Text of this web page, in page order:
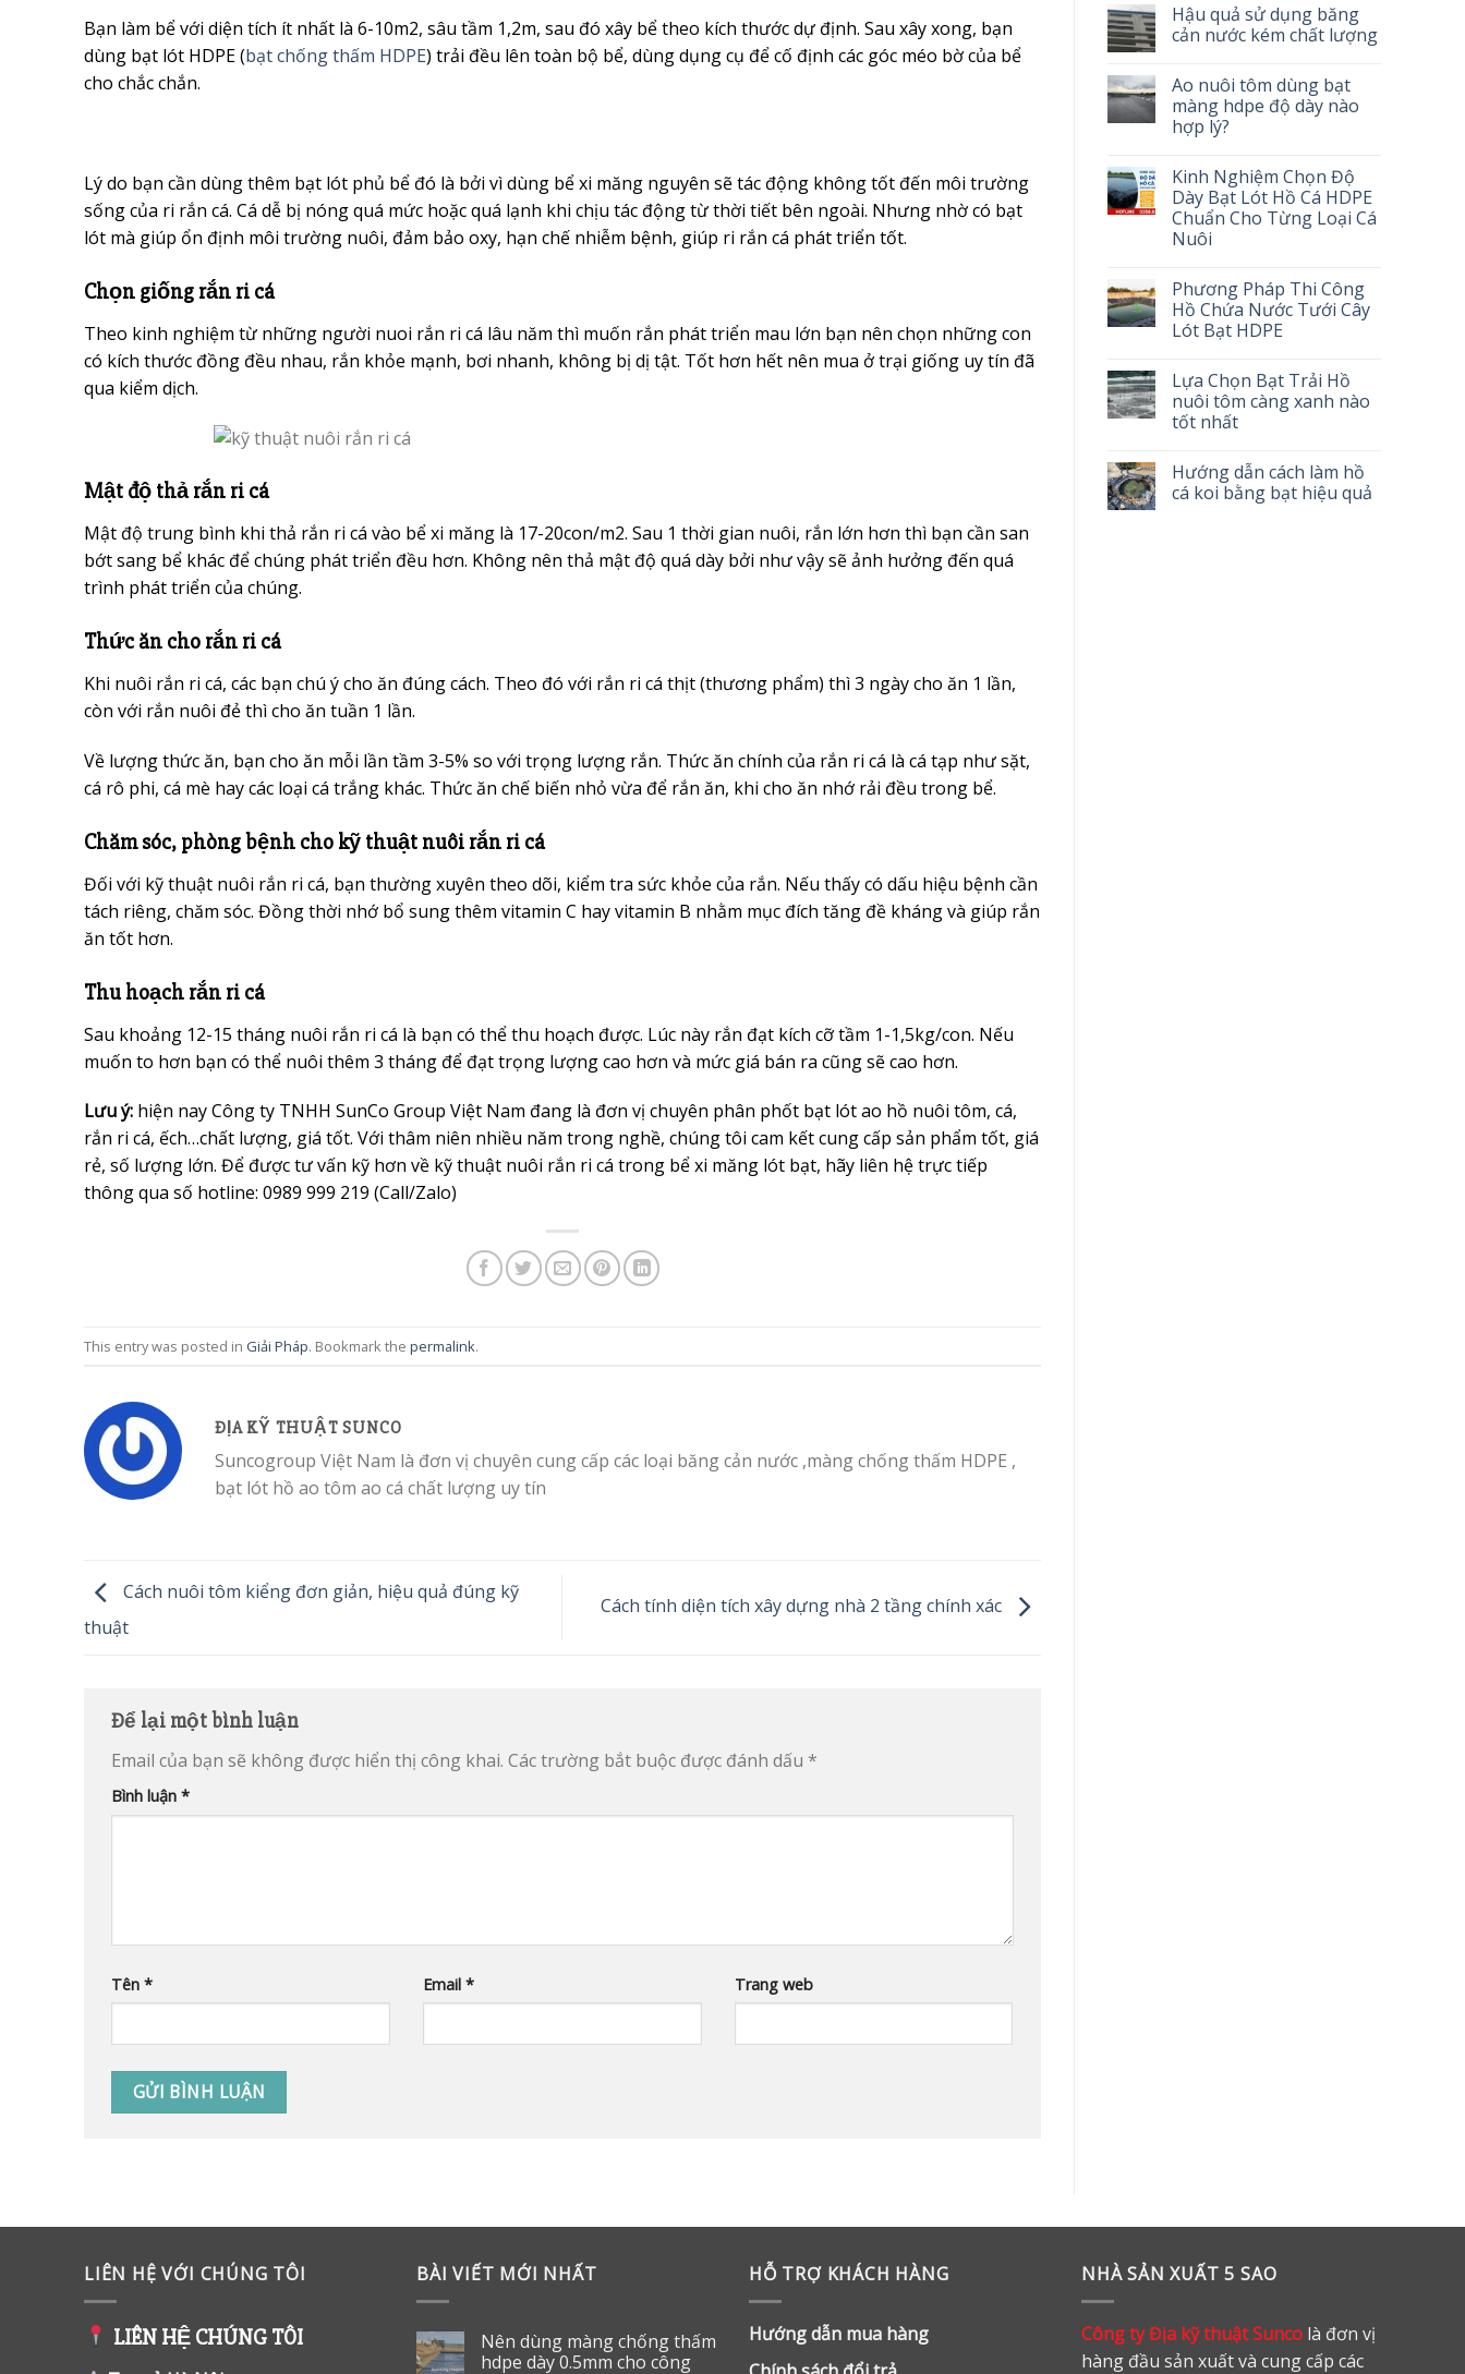
Bạn làm bể với diện tích ít nhất là 6-10m2, sâu tầm 1,2m, sau đó xây bể theo kích thước dự định. Sau xây xong, bạn
dùng bạt lót HDPE (bạt chống thấm HDPE) trải đều lên toàn bộ bể, dùng dụng cụ để cố định các góc méo bờ của bể
cho chắc chắn.
Lý do bạn cần dùng thêm bạt lót phủ bể đó là bởi vì dùng bể xi măng nguyên sẽ tác động không tốt đến môi trường
sống của ri rắn cá. Cá dễ bị nóng quá mức hoặc quá lạnh khi chịu tác động từ thời tiết bên ngoài. Nhưng nhờ có bạt
lót mà giúp ổn định môi trường nuôi, đảm bảo oxy, hạn chế nhiễm bệnh, giúp ri rắn cá phát triển tốt.
Chọn giống rắn ri cá
Theo kinh nghiệm từ những người nuoi rắn ri cá lâu năm thì muốn rắn phát triển mau lớn bạn nên chọn những con
có kích thước đồng đều nhau, rắn khỏe mạnh, bơi nhanh, không bị dị tật. Tốt hơn hết nên mua ở trại giống uy tín đã
qua kiểm dịch.
Mật độ thả rắn ri cá
Mật độ trung bình khi thả rắn ri cá vào bể xi măng là 17-20con/m2. Sau 1 thời gian nuôi, rắn lớn hơn thì bạn cần san
bớt sang bể khác để chúng phát triển đều hơn. Không nên thả mật độ quá dày bởi như vậy sẽ ảnh hưởng đến quá
trình phát triển của chúng.
Thức ăn cho rắn ri cá
Khi nuôi rắn ri cá, các bạn chú ý cho ăn đúng cách. Theo đó với rắn ri cá thịt (thương phẩm) thì 3 ngày cho ăn 1 lần,
còn với rắn nuôi đẻ thì cho ăn tuần 1 lần.
Về lượng thức ăn, bạn cho ăn mỗi lần tầm 3-5% so với trọng lượng rắn. Thức ăn chính của rắn ri cá là cá tạp như sặt,
cá rô phi, cá mè hay các loại cá trắng khác. Thức ăn chế biến nhỏ vừa để rắn ăn, khi cho ăn nhớ rải đều trong bể.
Chăm sóc, phòng bệnh cho kỹ thuật nuôi rắn ri cá
Đối với kỹ thuật nuôi rắn ri cá, bạn thường xuyên theo dõi, kiểm tra sức khỏe của rắn. Nếu thấy có dấu hiệu bệnh cần
tách riêng, chăm sóc. Đồng thời nhớ bổ sung thêm vitamin C hay vitamin B nhằm mục đích tăng đề kháng và giúp rắn
ăn tốt hơn.
Thu hoạch rắn ri cá
Sau khoảng 12-15 tháng nuôi rắn ri cá là bạn có thể thu hoạch được. Lúc này rắn đạt kích cỡ tầm 1-1,5kg/con. Nếu
muốn to hơn bạn có thể nuôi thêm 3 tháng để đạt trọng lượng cao hơn và mức giá bán ra cũng sẽ cao hơn.
Lưu ý: hiện nay Công ty TNHH SunCo Group Việt Nam đang là đơn vị chuyên phân phốt bạt lót ao hồ nuôi tôm, cá,
rắn ri cá, ếch…chất lượng, giá tốt. Với thâm niên nhiều năm trong nghề, chúng tôi cam kết cung cấp sản phẩm tốt, giá
rẻ, số lượng lớn. Để được tư vấn kỹ hơn về kỹ thuật nuôi rắn ri cá trong bể xi măng lót bạt, hãy liên hệ trực tiếp
thông qua số hotline: 0989 999 219 (Call/Zalo)
This entry was posted in Giải Pháp. Bookmark the permalink.
ĐỊA KỸ THUẬT SUNCO
Suncogroup Việt Nam là đơn vị chuyên cung cấp các loại băng cản nước ,màng chống thấm HDPE ,
bạt lót hồ ao tôm ao cá chất lượng uy tín
Cách nuôi tôm kiểng đơn giản, hiệu quả đúng kỹ
thuật
Cách tính diện tích xây dựng nhà 2 tầng chính xác
Để lại một bình luận
Email của bạn sẽ không được hiển thị công khai. Các trường bắt buộc được đánh dấu *
Bình luận *
Tên * Email * Trang web
Hậu quả sử dụng băng
cản nước kém chất lượng
Ao nuôi tôm dùng bạt
màng hdpe độ dày nào
hợp lý?
Kinh Nghiệm Chọn Độ
Dày Bạt Lót Hồ Cá HDPE
Chuẩn Cho Từng Loại Cá
Nuôi
Phương Pháp Thi Công
Hồ Chứa Nước Tưới Cây
Lót Bạt HDPE
Lựa Chọn Bạt Trải Hồ
nuôi tôm càng xanh nào
tốt nhất
Hướng dẫn cách làm hồ
cá koi bằng bạt hiệu quả
LIÊN HỆ VỚI CHÚNG TÔI
LIÊN HỆ CHÚNG TÔI
BÀI VIẾT MỚI NHẤT
Nên dùng màng chống thấm
hdpe dày 0.5mm cho công
HỖ TRỢ KHÁCH HÀNG
Hướng dẫn mua hàng
NHÀ SẢN XUẤT 5 SAO
Công ty Địa kỹ thuật Sunco là đơn vị
hàng đầu sản xuất và cung cấp các